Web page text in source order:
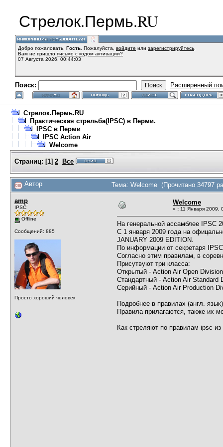
Стрелок.Пермь.RU
Добро пожаловать, Гость . Пожалуйста, войдите или зарегистрируйтесь
Вам не пришло письмо с кодом активации?
07 Августа 2026, 00:44:03
Поиск: Расширенный
Стрелок.Пермь.RU
Практическая стрельба(IPSC) в Перми.
IPSC в Перми
IPSC Action Air
Welcome
Страниц: [1] 2 Все
Автор Тема: Welcome (Прочитано 34797
amp
IPSC
Offline
Сообщений: 885
Просто хороший человек
Welcome
« : 11 Января 2009,
На генеральной ассамблее IPSC
С 1 января 2009 года на
JANUARY 2009 EDITION.
По информации от секретаря
Согласно этим правилам, в
Присутвуют три класса:
Открытый - Action Air Open
Стандартный - Action Air Standard
Серийный - Action Air Production
Подробнее в правилах (англ.
Правила прилагаются, также их
Как стреляют по правилам ipsc